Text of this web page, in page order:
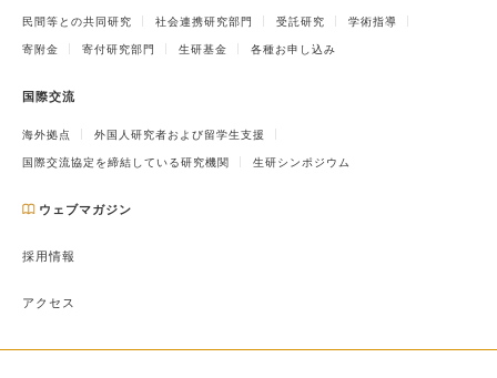
民間等との共同研究 社会連携研究部門 受託研究 学術指導
寄附金 寄付研究部門 生研基金 各種お申し込み
国際交流
海外拠点 外国人研究者および留学生支援
国際交流協定を締結している研究機関 生研シンポジウム
ウェブマガジン
採用情報
アクセス